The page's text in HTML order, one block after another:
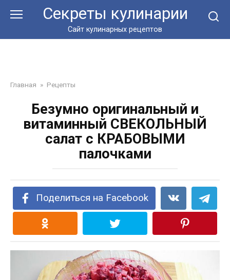
Секреты кулинарии
Сайт кулинарных рецептов
Главная » Рецепты
Безумно оригинальный и
витаминный СВЕКОЛЬНЫЙ
салат с КРАБОВЫМИ
палочками
Поделиться на Facebook